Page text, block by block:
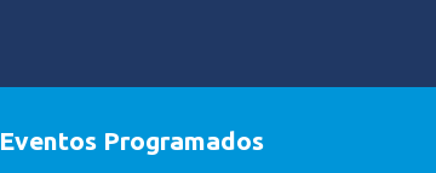
Eventos Programados